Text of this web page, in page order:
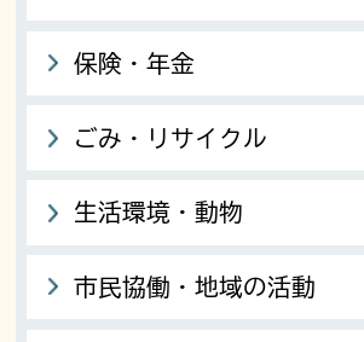
保険・年金
ごみ・リサイクル
生活環境・動物
市民協働・地域の活動